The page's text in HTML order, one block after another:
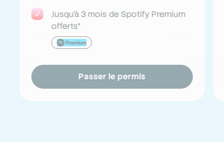
Jusqu'à 3 mois de Spotify Premium
offerts*
Passer le permis